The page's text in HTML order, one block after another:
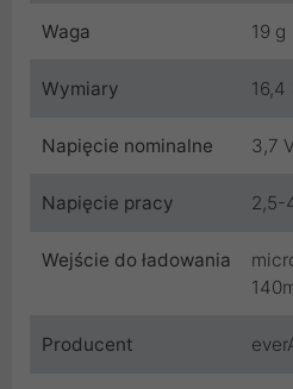
Waga 19 g
Wymiary 16,4
Napięcie nominalne 3,7
Napięcie pracy 2,5-
Wejście do ładowania
Producent